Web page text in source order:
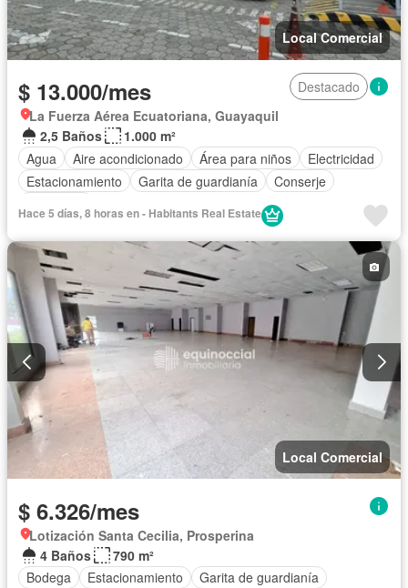
Local Comercial
$ 13.000/mes
Destacado
La Fuerza Aérea Ecuatoriana, Guayaquil
2,5 Baños
1.000 m²
Agua
Aire acondicionado Área para niños
Electricidad
Estacionamiento
Garita de guardianía
Conserje
Hace 5 días, 8 horas en - Habitants Real Estate
Local Comercial
$ 6.326/mes
Lotización Santa Cecilia, Prosperina
4 Baños
790 m²
Bodega
Estacionamiento
Garita de guardianía